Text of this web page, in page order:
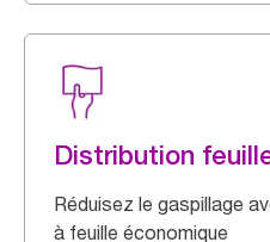
Distribution
Réduisez le gaspillage
à feuille économique